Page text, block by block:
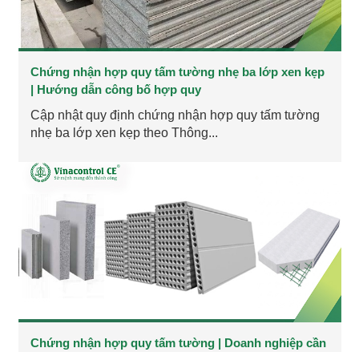
Chứng nhận hợp quy tấm tường nhẹ ba lớp xen kẹp
| Hướng dẫn công bố hợp quy
Cập nhật quy định chứng nhận hợp quy tấm tường
nhẹ ba lớp xen kẹp theo Thông...
Chứng nhận hợp quy tấm tường | Doanh nghiệp cần